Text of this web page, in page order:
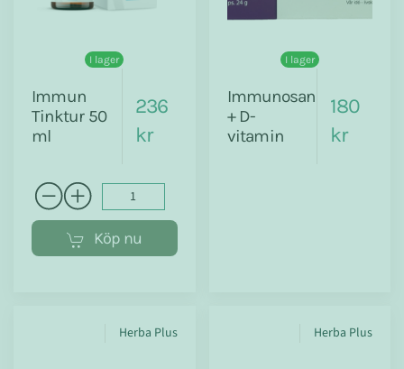
I lager
Immun
Tinktur 50
ml
236
kr
Köp nu
I lager
Immunosan
+ D-
vitamin
180
kr
Herba Plus Herba Plus